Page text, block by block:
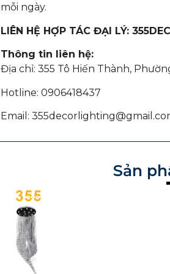
mỗi ngày.
LIÊN HỆ HỢP TÁC ĐẠI LÝ:
Thông tin liên hệ:
Địa chỉ: 355 Tô Hiến Thành,
Hotline: 0906418437
Email:
Sản